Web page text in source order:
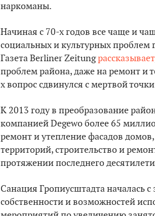
наркоманы.
Начиная с 70-х годов все чаще и
социальных и культурных проблем
Газета Berliner Zeitungрассказывает
проблем района, даже на ремонт и
х вопрос сдвинулся с мертвой
К 2013 году в преобразование
компанией Degewo более 65
ремонт и утепление фасадов
территорий, строительство и
протяжении последнего
Санация Гропиусштадта началась
собственности и возможностей